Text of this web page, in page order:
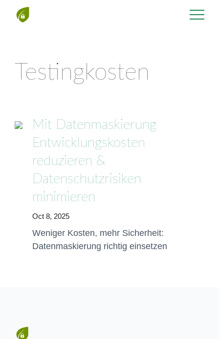
Testingkosten
Mit Datenmaskierung
Entwicklungskosten
reduzieren &
Datenschutzrisiken
minimieren
Oct 8, 2025
Weniger Kosten, mehr Sicherheit:
Datenmaskierung richtig einsetzen